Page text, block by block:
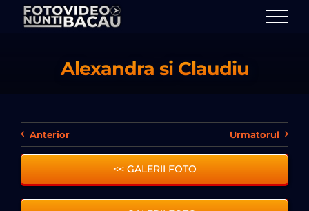
Alexandra si Claudiu
Anterior Urmatorul
<< GALERII FOTO